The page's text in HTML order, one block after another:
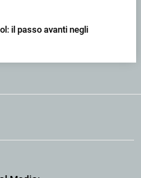
il passo avanti negli